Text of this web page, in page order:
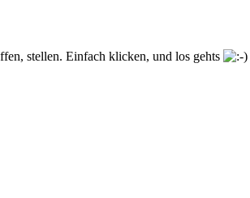
stellen. Einfach klicken, und los gehts